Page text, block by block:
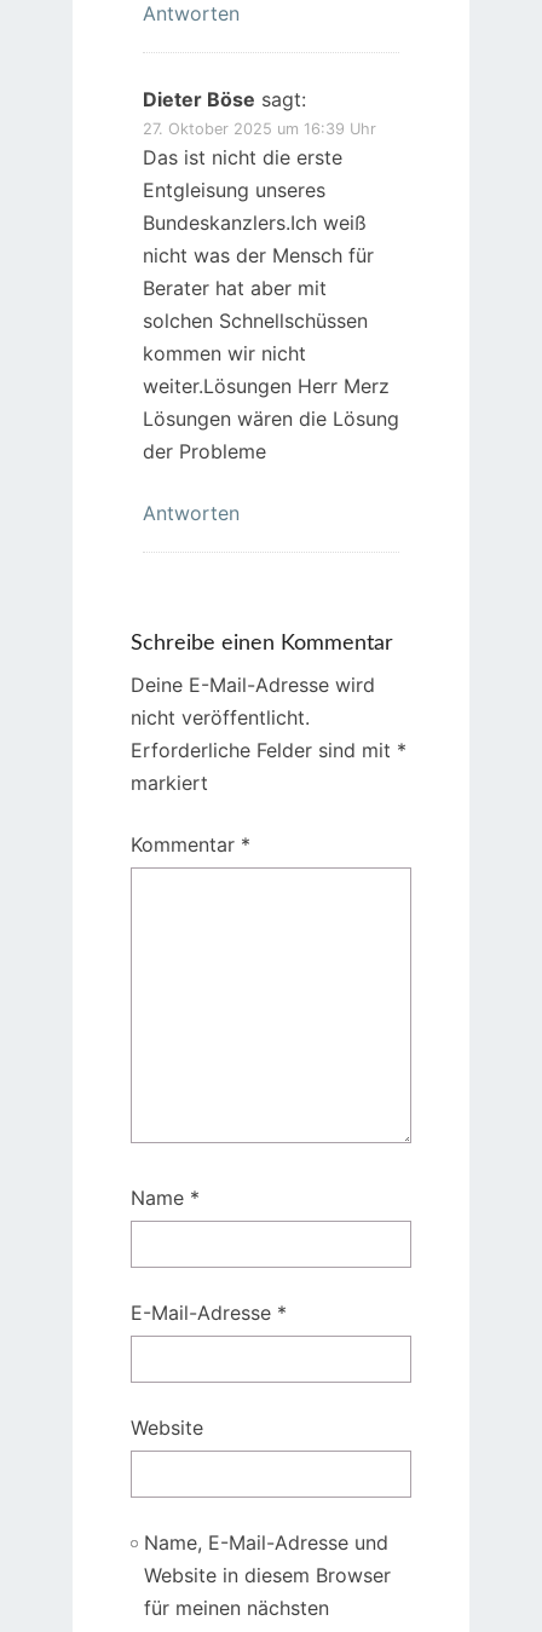
Antworten
Dieter Böse sagt:
27. Oktober 2025 um 16:39 Uhr
Das ist nicht die erste
Entgleisung unseres
Bundeskanzlers.Ich weiß
nicht was der Mensch für
Berater hat aber mit
solchen Schnellschüssen
kommen wir nicht
weiter.Lösungen Herr Merz
Lösungen wären die Lösung
der Probleme
Antworten
Schreibe einen Kommentar
Deine E-Mail-Adresse wird
nicht veröffentlicht.
Erforderliche Felder sind mit *
markiert
Kommentar *
Name *
E-Mail-Adresse *
Website
Name, E-Mail-Adresse und
Website in diesem Browser
für meinen nächsten